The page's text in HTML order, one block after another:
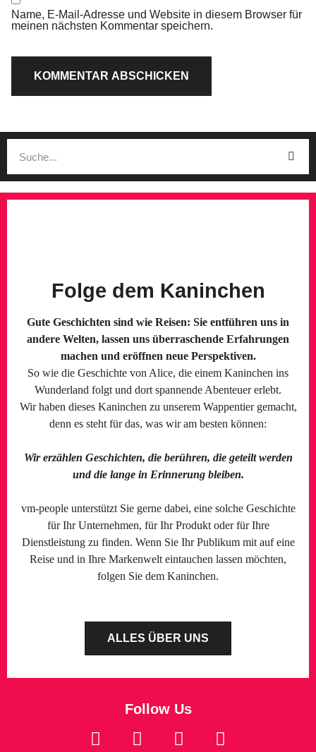
Name, E-Mail-Adresse und Website in diesem Browser für
meinen nächsten Kommentar speichern.
Folge dem Kaninchen
Gute Geschichten sind wie Reisen: Sie entführen uns in
andere Welten, lassen uns überraschende Erfahrungen
machen und eröffnen neue Perspektiven.
So wie die Geschichte von Alice, die einem Kaninchen ins
Wunderland folgt und dort spannende Abenteuer erlebt.
Wir haben dieses Kaninchen zu unserem Wappentier gemacht,
denn es steht für das, was wir am besten können:
Wir erzählen Geschichten, die berühren, die geteilt werden
und die lange in Erinnerung bleiben.
vm-people unterstützt Sie gerne dabei, eine solche Geschichte
für Ihr Unternehmen, für Ihr Produkt oder für Ihre
Dienstleistung zu finden. Wenn Sie Ihr Publikum mit auf eine
Reise und in Ihre Markenwelt eintauchen lassen möchten,
folgen Sie dem Kaninchen.
ALLES ÜBER UNS
Follow Us